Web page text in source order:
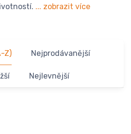
... zobrazit více
Z) Nejprodávanější
Nejlevnější